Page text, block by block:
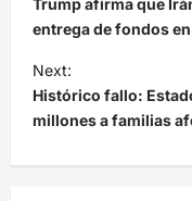
v
e
g
a
c
Trump afirma que
entrega de fondos
Next:
Histórico fallo:
millones a familias